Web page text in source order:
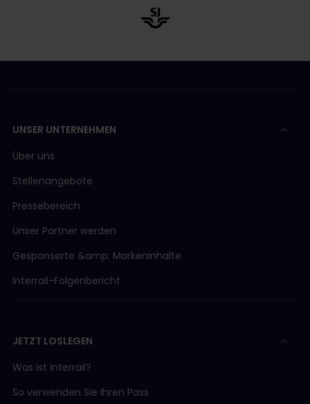
UNSER UNTERNEHMEN
Über uns
Stellenangebote
Pressebereich
Unser Partner werden
Gesponserte &amp; Markeninhalte
Interrail-Folgenbericht
JETZT LOSLEGEN
Was ist Interrail?
So verwenden Sie Ihren Pass